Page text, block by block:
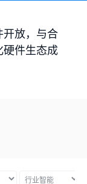
放，与合
件生态成